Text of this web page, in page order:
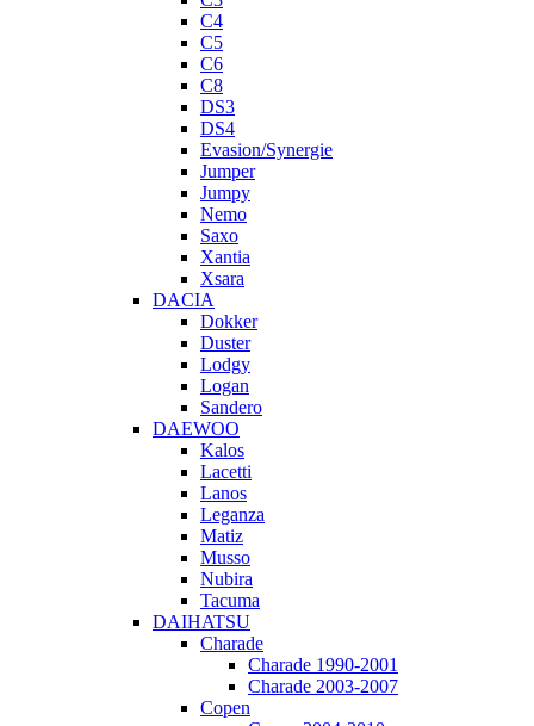
C4
C5
C6
C8
DS3
DS4
Evasion/Synergie
Jumper
Jumpy
Nemo
Saxo
Xantia
Xsara
DACIA
Dokker
Duster
Lodgy
Logan
Sandero
DAEWOO
Kalos
Lacetti
Lanos
Leganza
Matiz
Musso
Nubira
Tacuma
DAIHATSU
Charade
Charade 1990-2001
Charade 2003-2007
Copen